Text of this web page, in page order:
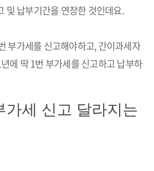
및 납부기간을 연장한 것인데요.
부가세를 신고해야하고, 간이과세자
에 딱 1번 부가세를 신고하고 납부하
가세 신고 달라지는